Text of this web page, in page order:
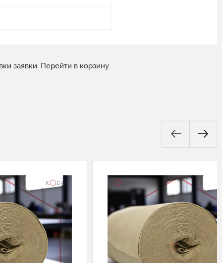
заявки. Перейти в корзину